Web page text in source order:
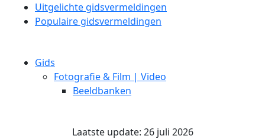
Uitgelichte gidsvermeldingen
Populaire gidsvermeldingen
Gids
Fotografie & Film | Video
Beeldbanken
Laatste update: 26 juli 2026